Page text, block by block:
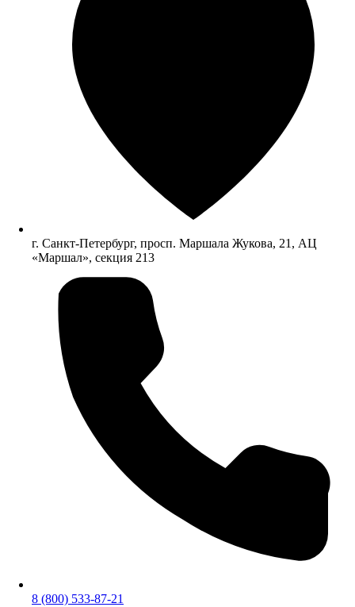
г. Санкт-Петербург, просп. Маршала Жукова, 21, АЦ
«Маршал», секция 213
8 (800) 533-87-21